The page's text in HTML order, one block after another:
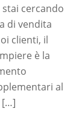
cercando
di vendita
clienti, il
è la
al
[…]